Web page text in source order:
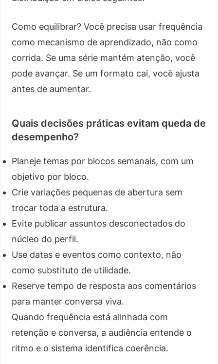
Como equilibrar? Você precisa usar frequência
como mecanismo de aprendizado, não como
corrida. Se uma série mantém atenção, você
pode avançar. Se um formato cai, você ajusta
antes de aumentar.
Quais decisões práticas evitam queda de
desempenho?
Planeje temas por blocos semanais, com um
objetivo por bloco.
Crie variações pequenas de abertura sem
trocar toda a estrutura.
Evite publicar assuntos desconectados do
núcleo do perfil.
Use datas e eventos como contexto, não
como substituto de utilidade.
Reserve tempo de resposta aos comentários
para manter conversa viva.
Quando frequência está alinhada com
retenção e conversa, a audiência entende o
ritmo e o sistema identifica coerência.